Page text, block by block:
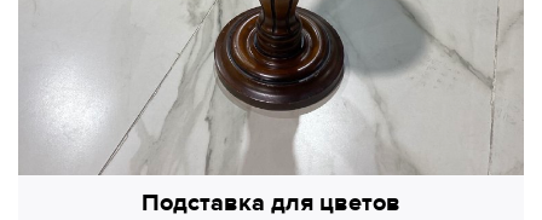
Подставка для цветов